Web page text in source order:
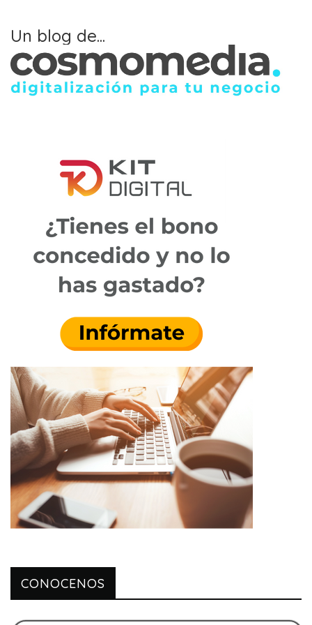
Un blog de...
CONOCENOS